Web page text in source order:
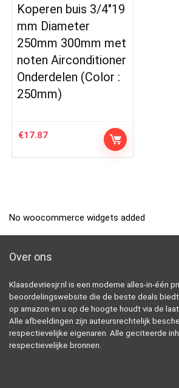
Koperen buis 3/4″19
mm Diameter
250mm 300mm met
noten Airconditioner
Onderdelen (Color :
250mm)
€17.87
No woocommerce widgets added
Over ons
Klaasdevriesjr.nl is een moderne alles-in-één
beoordelingswebsite die de beste deals
op amazon en u op de hoogte houdt via de
Alle afbeeldingen zijn auteursrechtelijk
respectievelijke eigenaren. Alle geciteerde
respectievelijke bronnen.